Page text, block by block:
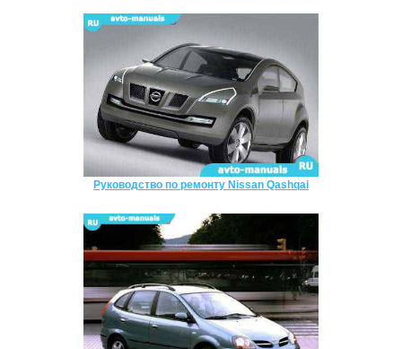
Руководство по ремонту Nissan Qashqai